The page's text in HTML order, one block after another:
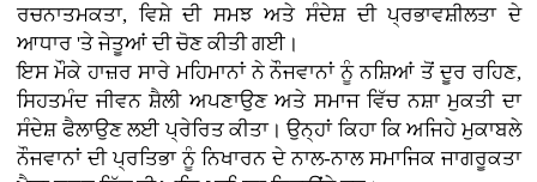
ਰਚਨਾਤਮਕਤਾ, ਵਿਸ਼ੇ ਦੀ ਸਮਝ ਅਤੇ ਸੰਦੇਸ਼ ਦੀ ਪ੍ਰਭਾਵਸ਼ੀਲਤਾ ਦੇ
ਆਧਾਰ 'ਤੇ ਜੇਤੂਆਂ ਦੀ ਚੋਣ ਕੀਤੀ ਗਈ।
ਇਸ ਮੌਕੇ ਹਾਜ਼ਰ ਸਾਰੇ ਮਹਿਮਾਨਾਂ ਨੇ ਨੌਜਵਾਨਾਂ ਨੂੰ ਨਸ਼ਿਆਂ ਤੋਂ ਦੂਰ ਰਹਿਣ,
ਸਿਹਤਮੰਦ ਜੀਵਨ ਸ਼ੈਲੀ ਅਪਣਾਉਣ ਅਤੇ ਸਮਾਜ ਵਿੱਚ ਨਸ਼ਾ ਮੁਕਤੀ ਦਾ
ਸੰਦੇਸ਼ ਫੈਲਾਉਣ ਲਈ ਪ੍ਰੇਰਿਤ ਕੀਤਾ। ਉਨ੍ਹਾਂ ਕਿਹਾ ਕਿ ਅਜਿਹੇ ਮੁਕਾਬਲੇ
ਨੌਜਵਾਨਾਂ ਦੀ ਪ੍ਰਤਿਭਾ ਨੂੰ ਨਿਖਾਰਨ ਦੇ ਨਾਲ-ਨਾਲ ਸਮਾਜਿਕ ਜਾਗਰੂਕਤਾ